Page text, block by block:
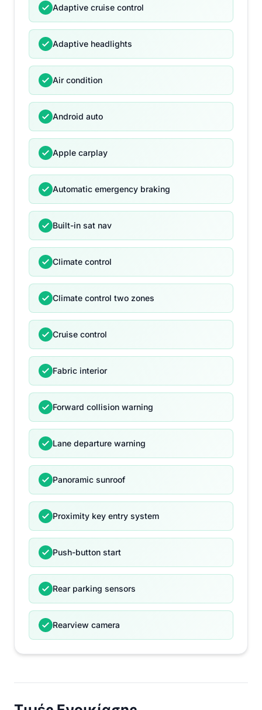
Adaptive cruise control
Adaptive headlights
Air condition
Android auto
Apple carplay
Automatic emergency braking
Built-in sat nav
Climate control
Climate control two zones
Cruise control
Fabric interior
Forward collision warning
Lane departure warning
Panoramic sunroof
Proximity key entry system
Push-button start
Rear parking sensors
Rearview camera